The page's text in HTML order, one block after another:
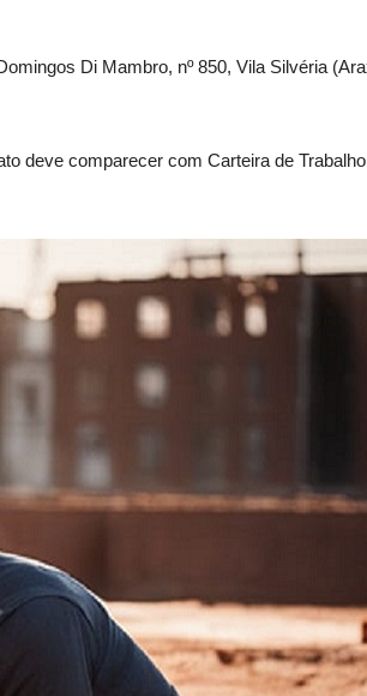
Di Mambro, nº 850, Vila Silvéria
deve comparecer com Carteira de